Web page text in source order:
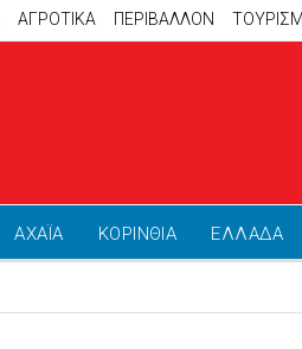
ΑΓΡΟΤΙΚΑ ΠΕΡΙΒΑΛΛΟΝ
ΑΧΑΪΑ ΚΟΡΙΝΘΙΑ ΕΛΛΑΔΑ